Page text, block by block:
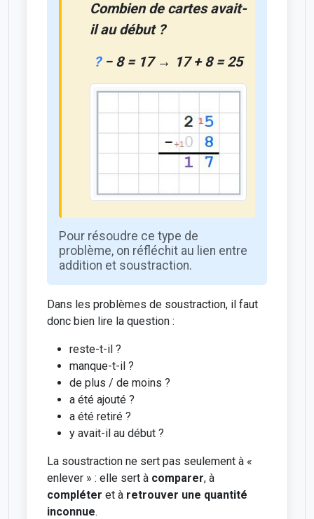
Combien de cartes avait-
il au début ?
?− 8 = 17 → 17 + 8 = 25
Pour résoudre ce type de
problème, on réfléchit au lien entre
addition et soustraction.
Dans les problèmes de soustraction, il faut
donc bien lire la question :
reste-t-il ?
manque-t-il ?
de plus / de moins ?
a été ajouté ?
a été retiré ?
y avait-il au début ?
La soustraction ne sert pas seulement à «
enlever » : elle sert à comparer, à
compléter et à retrouver une quantité
inconnue.